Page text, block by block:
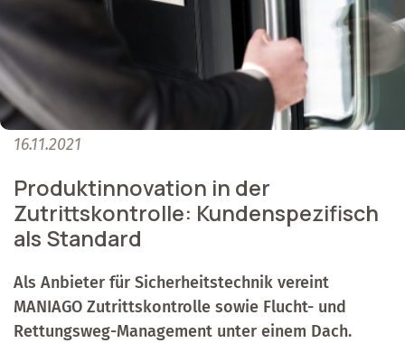
16.11.2021
Produktinnovation in der
Zutrittskontrolle: Kundenspezifisch
als Standard
Als Anbieter für Sicherheitstechnik vereint
MANIAGO Zutrittskontrolle sowie Flucht- und
Rettungsweg-Management unter einem Dach.